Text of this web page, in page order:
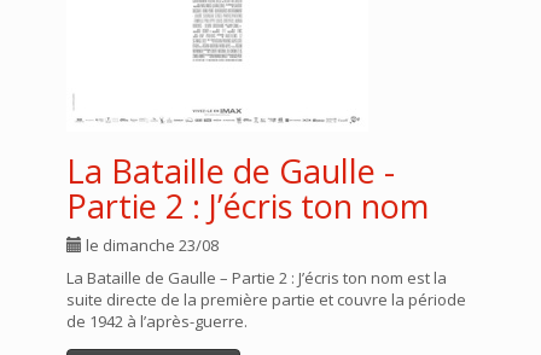
La Bataille de Gaulle -
Partie 2 : J’écris ton nom
le dimanche 23/08
La Bataille de Gaulle – Partie 2 : J’écris ton nom est la
suite directe de la première partie et couvre la période
de 1942 à l’après-guerre.